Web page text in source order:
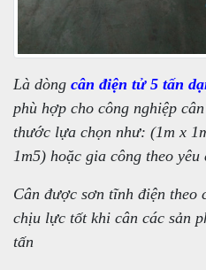
Là dòng cân điện tử 5 tấn
phù hợp cho công nghiệp
thước lựa chọn như: (1m x
1m5) hoặc gia công theo yêu
Cân được sơn tĩnh điện theo
chịu lực tốt khi cân các sản
tấn